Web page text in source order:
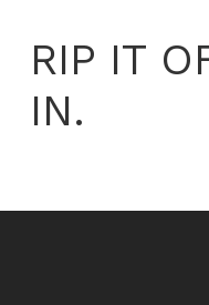
RIP IT
IN.